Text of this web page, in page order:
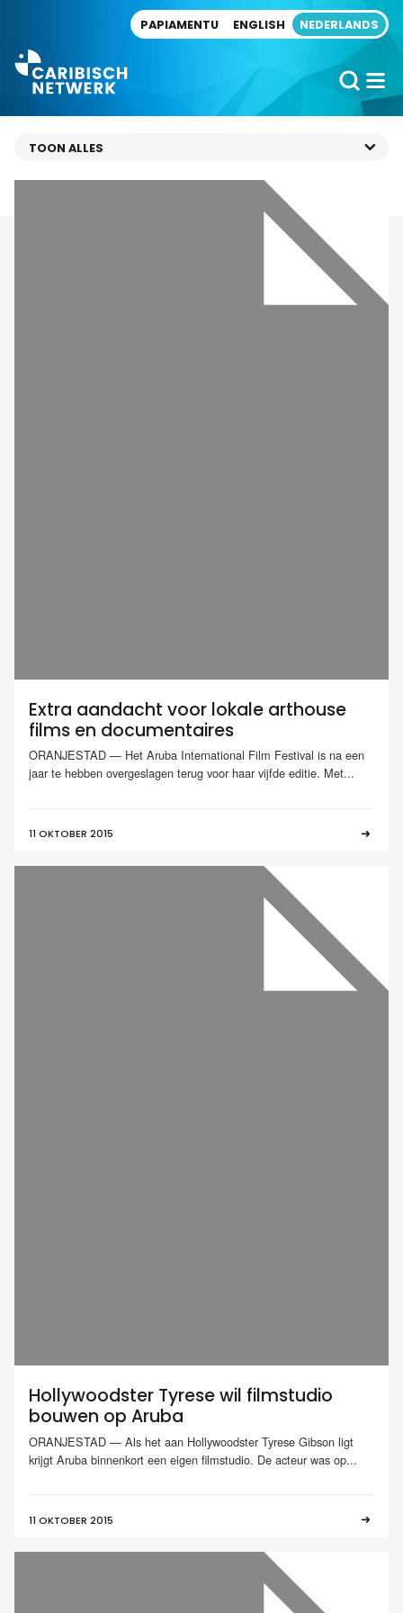
PAPIAMENTU ENGLISH NEDERLANDS
Extra aandacht voor lokale arthouse
films en documentaires
ORANJESTAD — Het Aruba International Film Festival is na een
jaar te hebben overgeslagen terug voor haar vijfde editie. Met...
11 OKTOBER 2015
Hollywoodster Tyrese wil filmstudio
bouwen op Aruba
ORANJESTAD — Als het aan Hollywoodster Tyrese Gibson ligt
krijgt Aruba binnenkort een eigen filmstudio. De acteur was op...
11 OKTOBER 2015